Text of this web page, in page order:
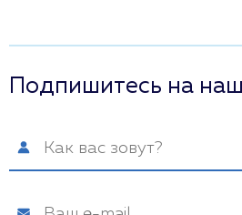
Подпишитесь на